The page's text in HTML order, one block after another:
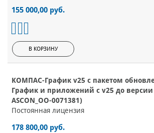
155 000,00 руб.
В КОРЗИНУ
КОМПАС-График v25 с пакетом
График и приложений с v25 до версии
ASCON_ОО-0071381)
Постоянная лицензия
178 800,00 руб.